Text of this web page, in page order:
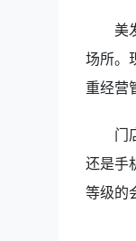
美
场所。
重经营
门
还是手
等级的